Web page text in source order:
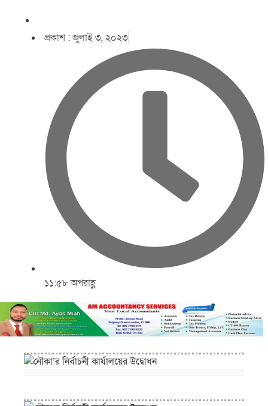
প্রকাশ :জুলাই ৩, ২০২৩
১১:৫৮ অপরাহ্ণ